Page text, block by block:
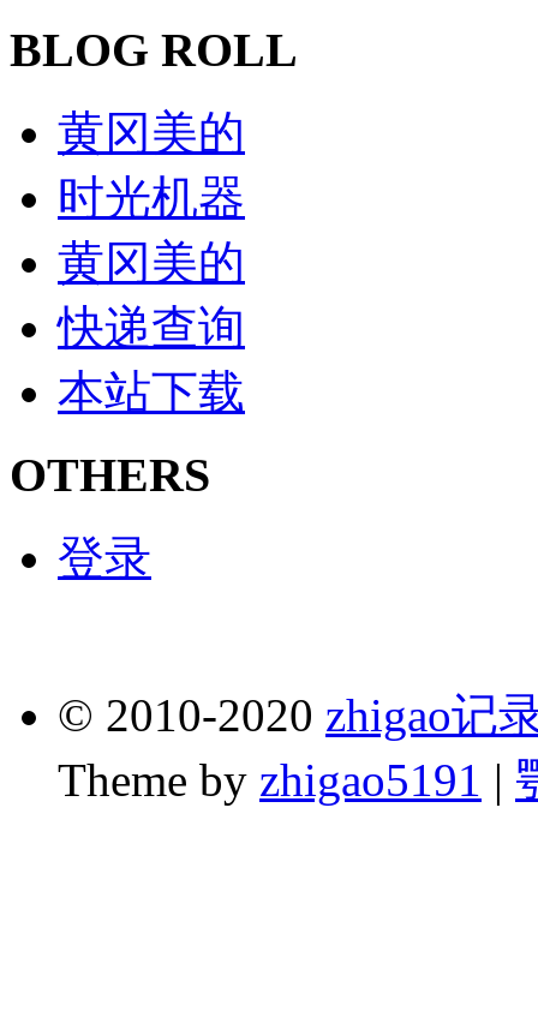
BLOG ROLL
黄冈美的
时光机器
黄冈美的
快递查询
本站下载
OTHERS
登录
© 2010-2020 zhigao记
Theme by zhigao5191 |